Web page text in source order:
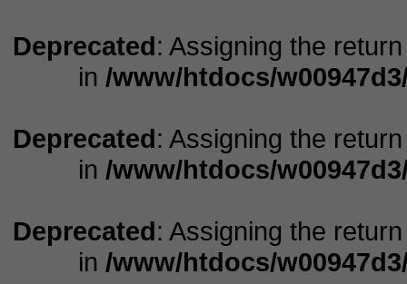
Deprecated: Assigning the
in/www/htdocs/
Deprecated: Assigning the
in/www/htdocs/
Deprecated: Assigning the
in/www/htdocs/